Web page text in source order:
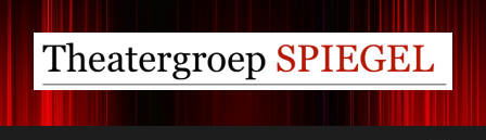
Theatergroep
Ermelo